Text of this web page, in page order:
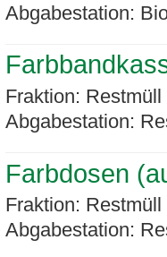
Abgabestation:
Fraktion: Restmüll
Abgabestation:
Farbdosen
Fraktion: Restmüll
Abgabestation: